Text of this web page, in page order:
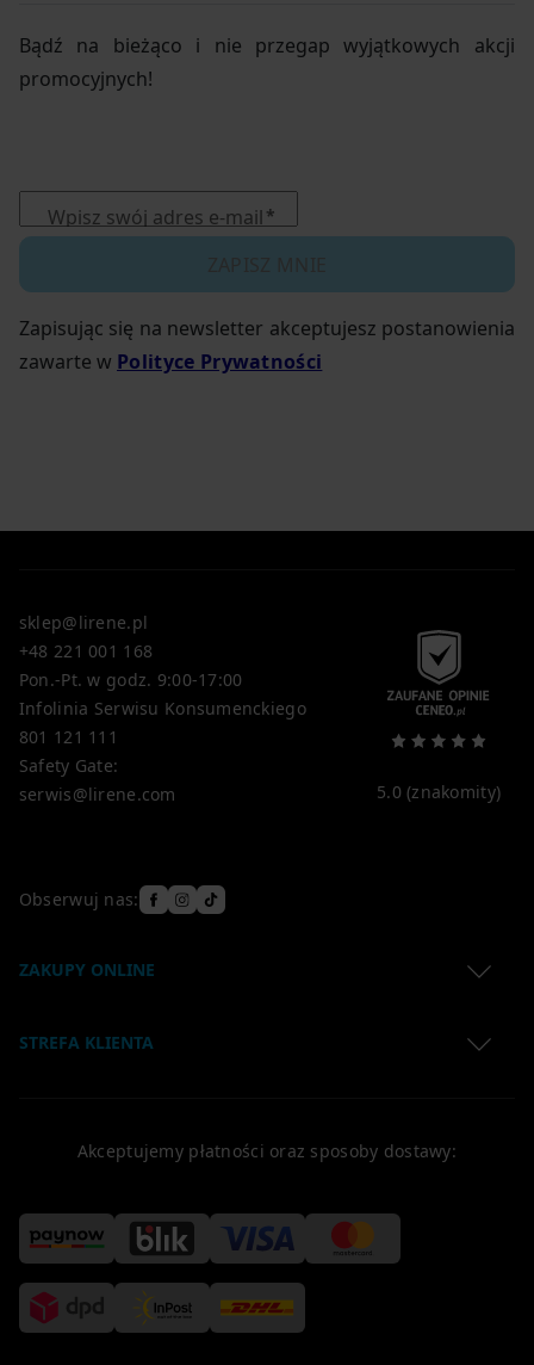
Bądź na bieżąco i nie przegap wyjątkowych akcji
promocyjnych!
Wpisz swój adres e-mail
Zapisując się na newsletter akceptujesz postanowienia
zawarte w Polityce Prywatności
Obserwuj nas:
sklep@lirene.pl
+48 221 001 168
Pon.-Pt. w godz. 9:00-17:00
Infolinia Serwisu Konsumenckiego
801 121 111
Safety Gate:
serwis@lirene.com
Akceptujemy płatności oraz sposoby dostawy:
ZAKUPY ONLINE
Polityka Prywatności
Regulamin newslettera
Polityka Cookies
STREFA KLIENTA
Formy płatności
5.0 (znakomity)